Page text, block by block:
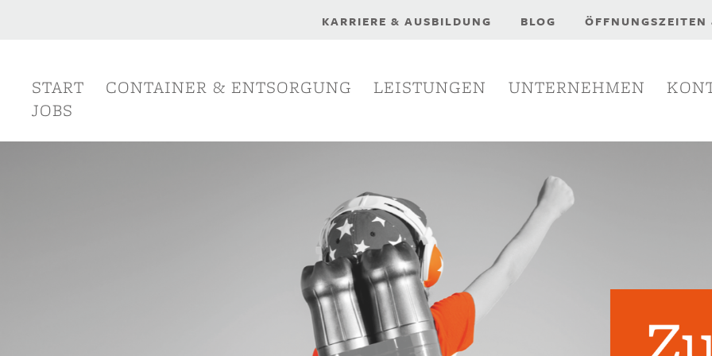
KARRIERE & AUSBILDUNG NEU:
BLOG
Navigation
überspringen
START CONTAINER & ENTSORGUNG LEISTUNGEN UNTERNEHMEN
JOBS